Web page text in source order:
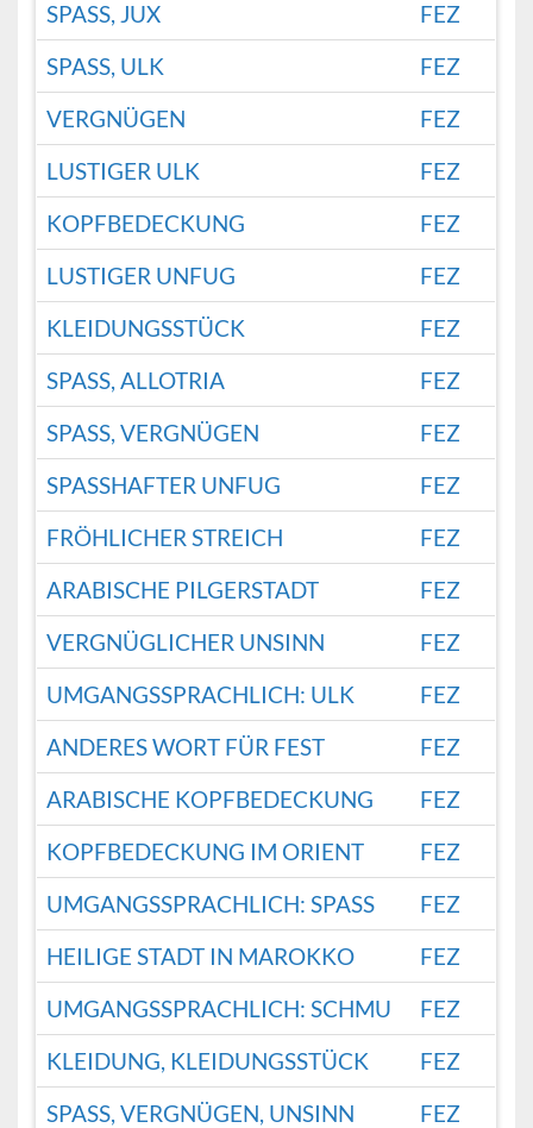
SPASS, JUX
FEZ
SPASS, ULK
FEZ
VERGNÜGEN
FEZ
LUSTIGER ULK
FEZ
KOPFBEDECKUNG
FEZ
LUSTIGER UNFUG
FEZ
KLEIDUNGSSTÜCK
FEZ
SPASS, ALLOTRIA
FEZ
SPASS, VERGNÜGEN
FEZ
SPASSHAFTER UNFUG
FEZ
FRÖHLICHER STREICH
FEZ
ARABISCHE PILGERSTADT
FEZ
VERGNÜGLICHER UNSINN
FEZ
UMGANGSSPRACHLICH: ULK
FEZ
ANDERES WORT FÜR FEST
FEZ
ARABISCHE KOPFBEDECKUNG
FEZ
KOPFBEDECKUNG IM ORIENT
FEZ
UMGANGSSPRACHLICH: SPASS
FEZ
HEILIGE STADT IN MAROKKO
FEZ
UMGANGSSPRACHLICH: SCHMU
FEZ
KLEIDUNG, KLEIDUNGSSTÜCK
FEZ
SPASS, VERGNÜGEN, UNSINN
FEZ